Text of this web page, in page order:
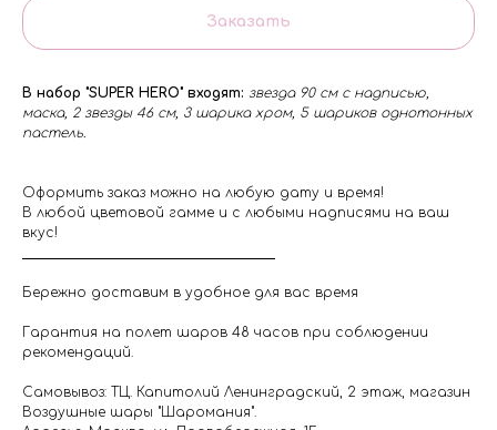
Заказать
В набор "SUPER HERO" входят: звезда 90 см с надписью,
маска, 2 звезды 46 см, 3 шарика хром, 5 шариков однотонных
пастель.
Оформить заказ можно на любую дату и время!
В любой цветовой гамме и с любыми надписями на ваш
вкус!
Бережно доставим в удобное для вас время
Гарантия на полет шаров 48 часов при соблюдении
рекомендаций.
Самовывоз: ТЦ. Капитолий Ленинградский, 2 этаж, магазин
Воздушные шары "Шаромания".